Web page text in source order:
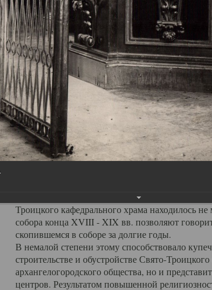
Возникнув в начале XVIII века в центре
двухэтажный Троицкий собор, сразу
XVIII веке по масштабам ему не было равных
оставался самым высоким и значительным из
второе место, после гостиных дворов, в
Один из самых больших и светлых соборов
портового города с отраженными в ней
архангелогородской школы церковного
Масштабность, благолепие и богатство
заслуженно выделяя из многочисленных
иконостас украшенный колоннами
царскими вратами, изящным фронтоном и
собой поистине художественную ценность. В
шитьем, многочисленными предметами
неповторимый красочный ансамбль
поражающий воображение своих
Троицкого кафедрального храма находилось
собора конца XVIII - XIX вв. позволяют
скопившемся в соборе за долгие годы.
В немалой степени этому способствовало
строительстве и обустройстве Свято-
архангелогородского общества, но и
центров. Результатом повышенной